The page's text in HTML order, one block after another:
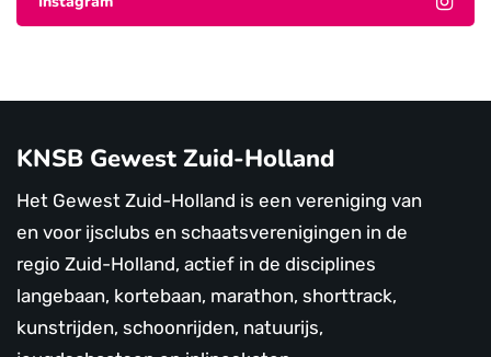
KNSB Gewest Zuid-Holland
Het Gewest Zuid-Holland is een vereniging van
en voor ijsclubs en schaatsverenigingen in de
regio Zuid-Holland, actief in de disciplines
langebaan, kortebaan, marathon, shorttrack,
kunstrijden, schoonrijden, natuurijs,